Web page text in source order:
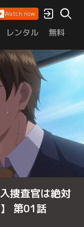
Watch now
レンタル 無料
捜査官は絶対
第01話